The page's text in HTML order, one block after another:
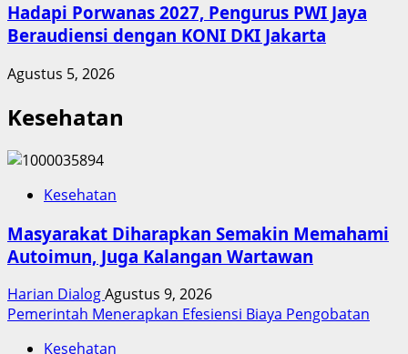
Hadapi Porwanas 2027, Pengurus PWI Jaya
Beraudiensi dengan KONI DKI Jakarta
Agustus 5, 2026
Kesehatan
Kesehatan
Masyarakat Diharapkan Semakin Memahami
Autoimun, Juga Kalangan Wartawan
Harian DialogAgustus 9, 2026
Pemerintah Menerapkan Efesiensi Biaya Pengobatan
Kesehatan